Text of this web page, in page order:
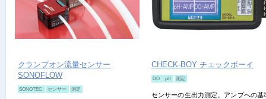
クランプオン流量センサー
SONOFLOW
SONOTEC センサー 測定
CHECK-BOY チェックボーイ
DO pH 測定
センサーの生出力測定。アンプへの基